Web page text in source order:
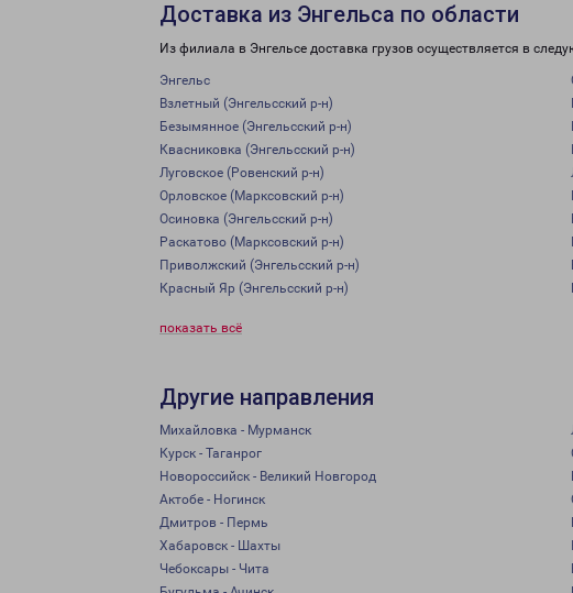
Доставка из Энгельса по области
Из филиала в Энгельсе доставка грузов осуществляется в
Энгельс
Взлетный (Энгельсский р-н)
Безымянное (Энгельсский р-н)
Квасниковка (Энгельсский р-н)
Луговское (Ровенский р-н)
Орловское (Марксовский р-н)
Осиновка (Энгельсский р-н)
Раскатово (Марксовский р-н)
Приволжский (Энгельсский р-н)
Красный Яр (Энгельсский р-н)
показать всё
Другие направления
Михайловка - Мурманск
Курск - Таганрог
Новороссийск - Великий Новгород
Актобе - Ногинск
Дмитров - Пермь
Хабаровск - Шахты
Чебоксары - Чита